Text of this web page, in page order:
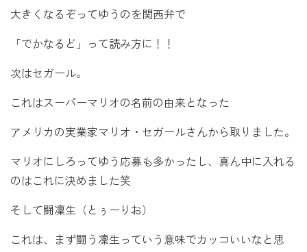
大きくなるぞってゆうのを関西弁で
「でかなるど」って読み方に！！
次はセガール。
これはスーパーマリオの名前の由来となった
アメリカの実業家マリオ・セガールさんから取りました。
マリオにしろってゆう応募も多かったし、真ん中に入れる
のはこれに決めました笑
そして闘凜生（とぅーりお）
これは、まず闘う凜生っていう意味でカッコいいなと思